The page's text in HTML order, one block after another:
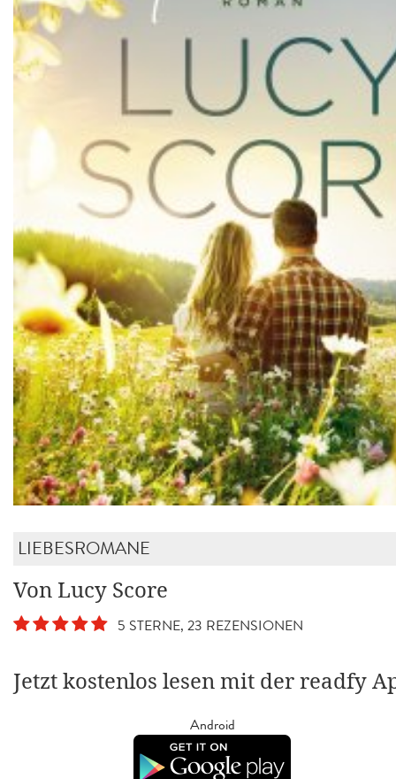
LIEBESROMANE
Von Lucy Score
5 STERNE, 23 REZENSIONEN
Jetzt kostenlos lesen mit der readfy
Android